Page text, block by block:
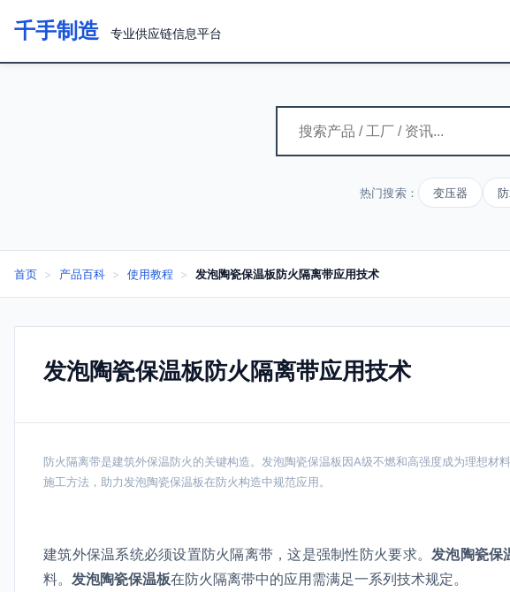
千手制造 专业供应链信息平台
热门搜索： 变压器
首页 > 产品百科 > 使用教程 > 发泡陶瓷保温板防火隔离带应用技术
发泡陶瓷保温板防火隔离带应用技术
防火隔离带是建筑外保温防火的关键构造。发泡陶瓷保温板因A级不燃和高强度成为理想材
施工方法，助力发泡陶瓷保温板在防火构造中规范应用。
建筑外保温系统必须设置防火隔离带，这是强制性防火要求。发泡陶瓷保
料。 发泡陶瓷保温板在防火隔离带中的应用需满足一系列技术规定。